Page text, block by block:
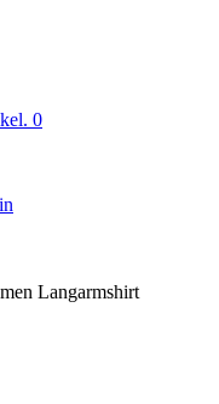
0
Langarmshirt